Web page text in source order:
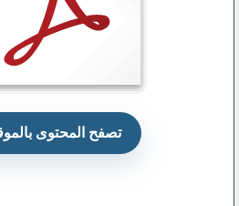
تصفح المحتوى